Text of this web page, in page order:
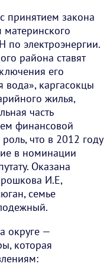
принятием закона
по электроэнергии.
района ставят
его
вода», каргасокцы
жилья,
часть
финансовой
что в 2012 году
в номинации
Оказана
И.Е,
семье
округе —
которая